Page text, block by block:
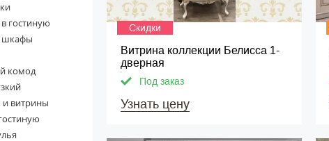
гостиную
шкафы
комод
и витрины
Скидки
Витрина коллекции Белисса 1-
дверная
Под заказ
Узнать цену